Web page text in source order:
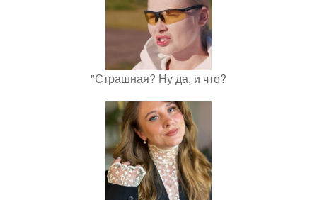
"Страшная? Ну да, и что?